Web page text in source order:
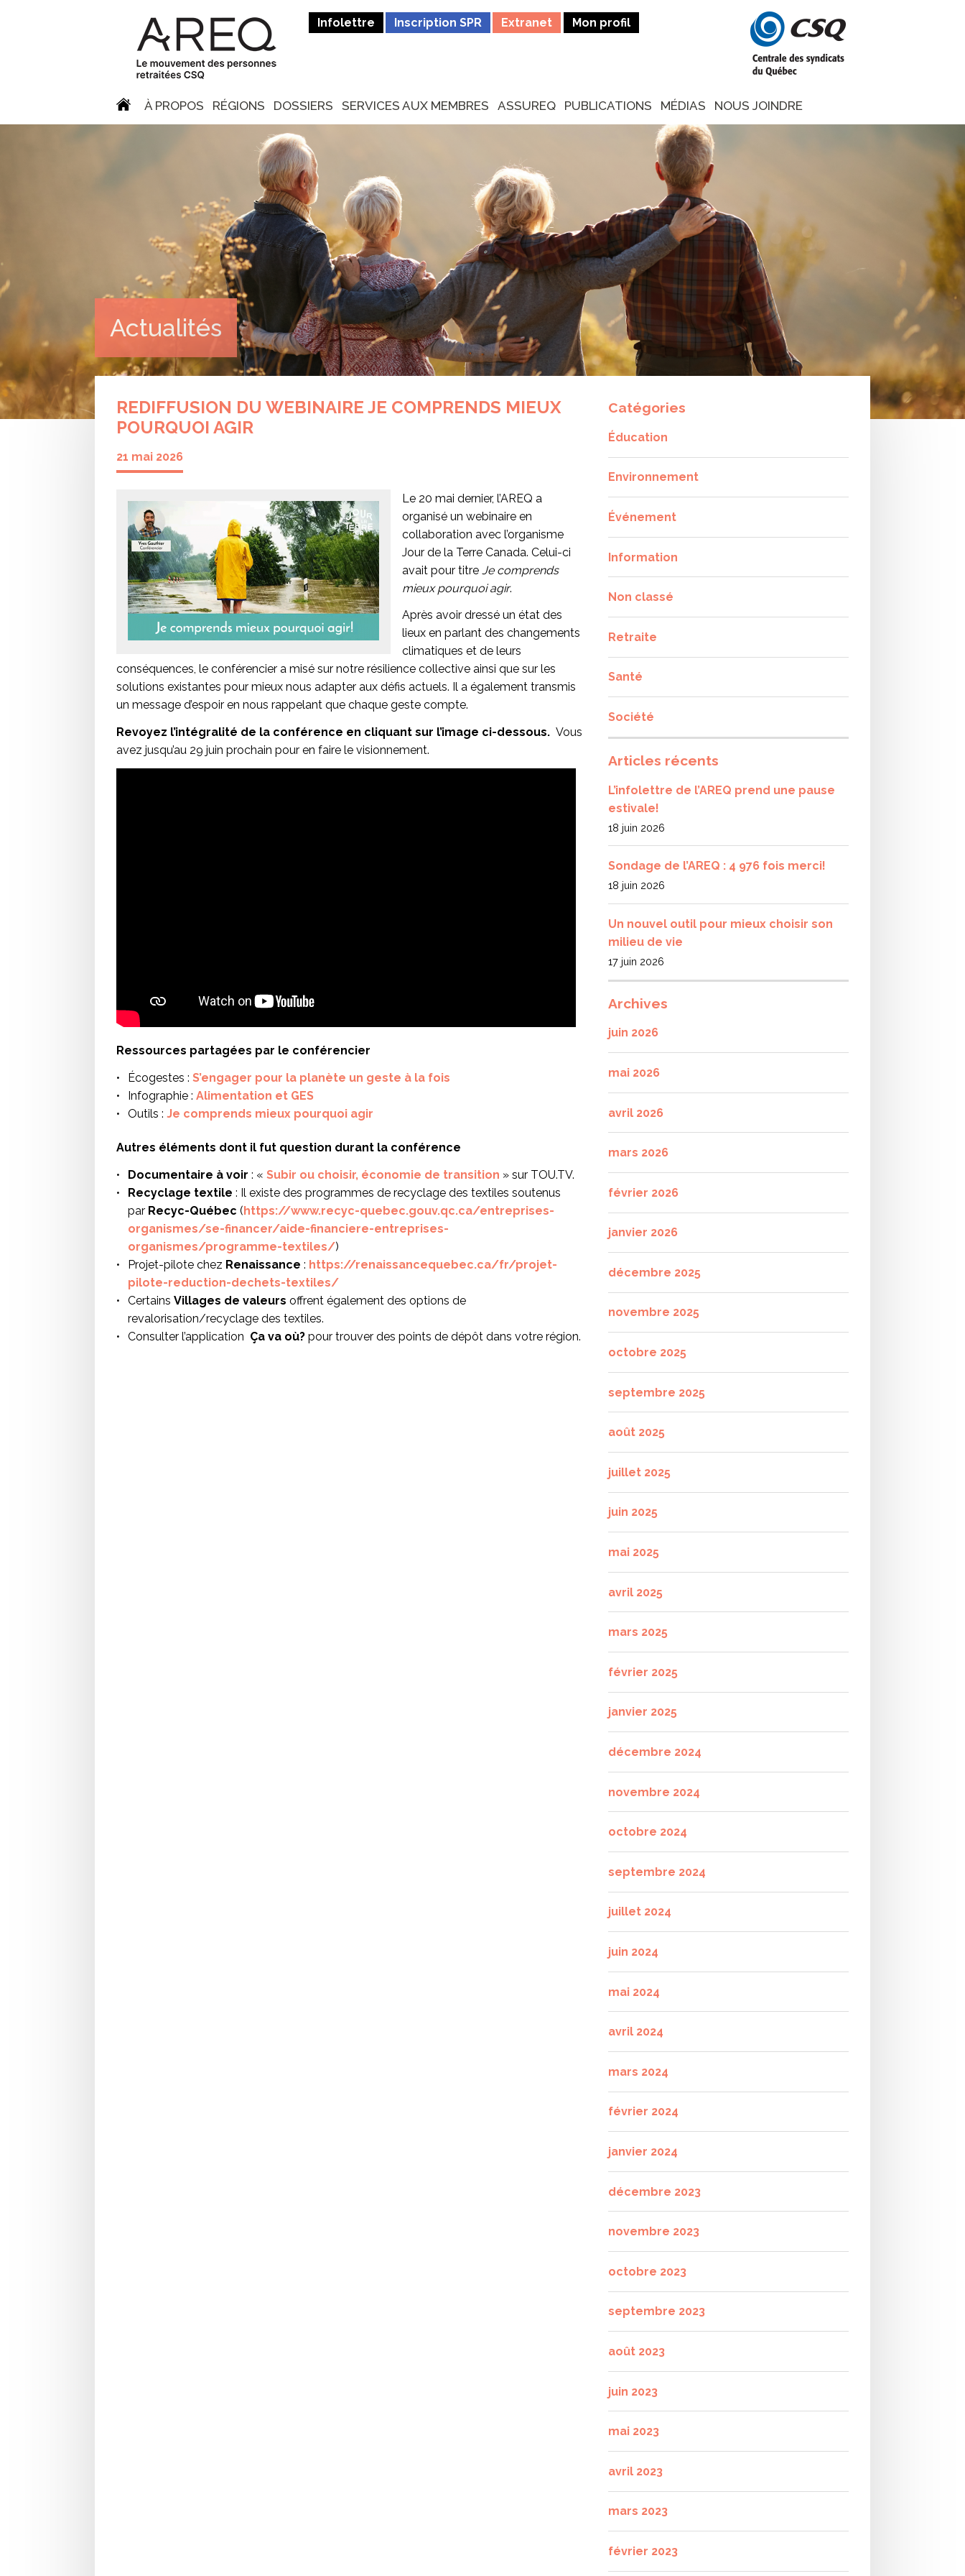
Infolettre Inscription SPR Extranet Mon profil
À PROPOS RÉGIONS DOSSIERS SERVICES AUX MEMBRES ASSUREQ PUBLICATIONS MÉDIAS NOUS JOINDRE
Actualités
REDIFFUSION DU WEBINAIRE JE COMPRENDS MIEUX
POURQUOI AGIR
21 mai 2026
Le 20 mai dernier, l’AREQ a
organisé un webinaire en
collaboration avec l’organisme
Jour de la Terre Canada. Celui-ci
avait pour titre Je comprends
mieux pourquoi agir.
Après avoir dressé un état des
lieux en parlant des changements
climatiques et de leurs
conséquences, le conférencier a misé sur notre résilience collective ainsi que sur les
solutions existantes pour mieux nous adapter aux défis actuels. Il a également transmis
un message d’espoir en nous rappelant que chaque geste compte.
Revoyez l’intégralité de la conférence en cliquant sur l’image ci-dessous. Vous
avez jusqu’au 29 juin prochain pour en faire le visionnement.
Ressources partagées par le conférencier
Écogestes : S’engager pour la planète un geste à la fois
Infographie : Alimentation et GES
Outils : Je comprends mieux pourquoi agir
Autres éléments dont il fut question durant la conférence
Documentaire à voir : « Subir ou choisir, économie de transition » sur TOU.TV.
Recyclage textile : Il existe des programmes de recyclage des textiles soutenus
par Recyc-Québec (https://www.recyc-quebec.gouv.qc.ca/entreprises-
organismes/se-financer/aide-financiere-entreprises-
organismes/programme-textiles/)
Projet-pilote chez Renaissance : https://renaissancequebec.ca/fr/projet-
pilote-reduction-dechets-textiles/
Certains Villages de valeurs offrent également des options de
revalorisation/recyclage des textiles.
Consulter l’application Ça va où? pour trouver des points de dépôt dans votre région.
Catégories
Éducation
Environnement
Événement
Information
Non classé
Retraite
Santé
Société
Articles récents
L’infolettre de l’AREQ prend une pause
estivale!
18 juin 2026
Sondage de l’AREQ : 4 976 fois merci!
18 juin 2026
Un nouvel outil pour mieux choisir son
milieu de vie
17 juin 2026
Archives
juin 2026
mai 2026
avril 2026
mars 2026
février 2026
janvier 2026
décembre 2025
novembre 2025
octobre 2025
septembre 2025
août 2025
juillet 2025
juin 2025
mai 2025
avril 2025
mars 2025
février 2025
janvier 2025
décembre 2024
novembre 2024
octobre 2024
septembre 2024
juillet 2024
juin 2024
mai 2024
avril 2024
mars 2024
février 2024
janvier 2024
décembre 2023
novembre 2023
octobre 2023
septembre 2023
août 2023
juin 2023
mai 2023
avril 2023
mars 2023
février 2023